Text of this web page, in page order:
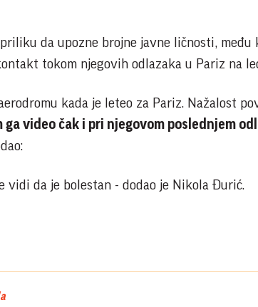
da upozne brojne javne ličnosti, među
tokom njegovih odlazaka u Pariz na
kada je leteo za Pariz. Nažalost
ga video čak i pri njegovom poslednjem
vidi da je bolestan - dodao je Nikola Đurić.